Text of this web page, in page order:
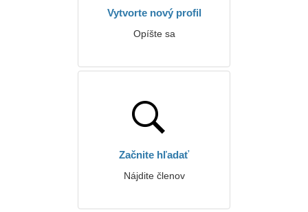
Vytvorte nový profil
Opíšte sa
Začnite hľadať
Nájdite členov